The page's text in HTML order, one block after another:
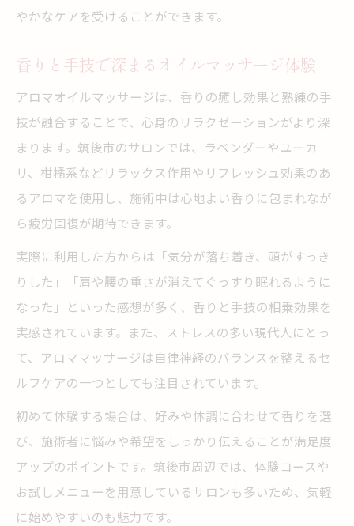
やかなケアを受けることができます。
香りと手技で深まるオイルマッサージ体験
アロマオイルマッサージは、香りの癒し効果と熟練の手
技が融合することで、心身のリラクゼーションがより深
まります。筑後市のサロンでは、ラベンダーやユーカ
リ、柑橘系などリラックス作用やリフレッシュ効果のあ
るアロマを使用し、施術中は心地よい香りに包まれなが
ら疲労回復が期待できます。
実際に利用した方からは「気分が落ち着き、頭がすっき
りした」「肩や腰の重さが消えてぐっすり眠れるように
なった」といった感想が多く、香りと手技の相乗効果を
実感されています。また、ストレスの多い現代人にとっ
て、アロママッサージは自律神経のバランスを整えるセ
ルフケアの一つとしても注目されています。
初めて体験する場合は、好みや体調に合わせて香りを選
び、施術者に悩みや希望をしっかり伝えることが満足度
アップのポイントです。筑後市周辺では、体験コースや
お試しメニューを用意しているサロンも多いため、気軽
に始めやすいのも魅力です。